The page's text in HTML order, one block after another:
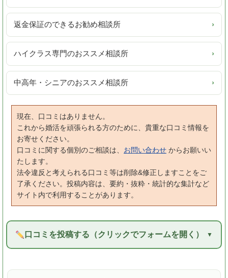
返金保証のできるお勧め相談所 ›
ハイクラス専門のおススメ相談所 ›
中高年・シニアのおススメ相談所 ›
現在、口コミはありません。
これから婚活を頑張られる方のために、貴重な口コミ情報を
お寄せください。
口コミに関する個別のご相談は、 お問い合わせ からお願いい
たします。
法令違反と考えられる口コミ等は削除&修正しますことをご
了承ください。投稿内容は、要約・抜粋・統計的な集計など
サイト内で利用することがあります。
口コミを投稿する（クリックでフォームを開く）